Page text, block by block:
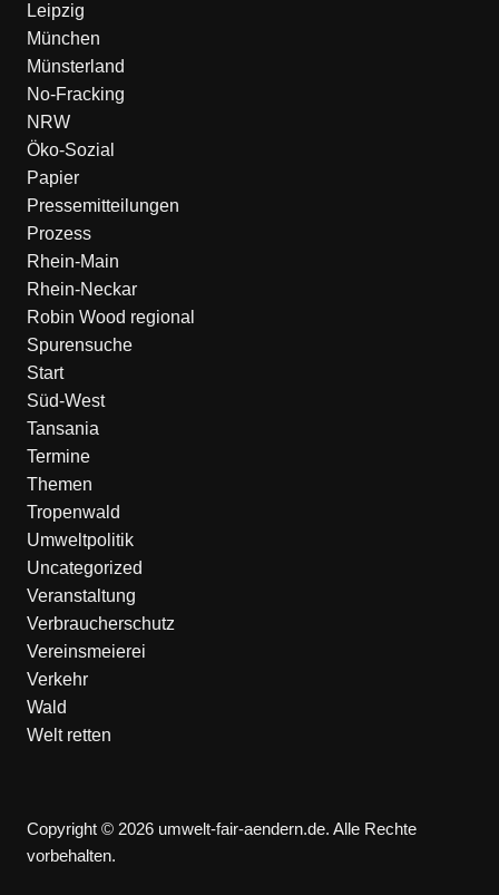
Leipzig
München
Münsterland
No-Fracking
NRW
Öko-Sozial
Papier
Pressemitteilungen
Prozess
Rhein-Main
Rhein-Neckar
Robin Wood regional
Spurensuche
Start
Süd-West
Tansania
Termine
Themen
Tropenwald
Umweltpolitik
Uncategorized
Veranstaltung
Verbraucherschutz
Vereinsmeierei
Verkehr
Wald
Welt retten
Copyright © 2026 umwelt-fair-aendern.de. Alle Rechte
vorbehalten.